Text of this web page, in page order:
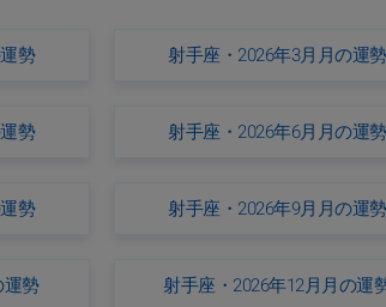
勢 射手座・2026年3月月の運勢
勢 射手座・2026年6月月の運勢
勢 射手座・2026年9月月の運勢
運勢 射手座・2026年12月月の運